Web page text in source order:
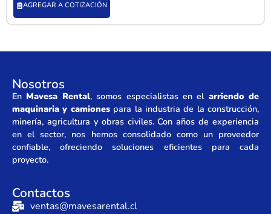
AGREGAR A COTIZACIÓN
Nosotros
En Mavesa Rental, somos especialistas en el arriendo de
maquinaria y camionespara la industria de la construcción,
minería, agricultura y obras civiles. Con años de experiencia
en el sector, nos hemos consolidado como un proveedor
confiable, ofreciendo soluciones eficientes para cada
proyecto.
Contactos
ventas@mavesarental.cl